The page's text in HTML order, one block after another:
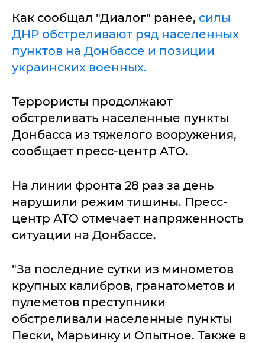
Как сообщал "Диалог" ранее, силы
ДНР обстреливают ряд населенных
пунктов на Донбассе и позиции
украинских военных.
Террористы продолжают
обстреливать населенные пункты
Донбасса из тяжелого вооружения,
сообщает пресс-центр АТО.
На линии фронта 28 раз за день
нарушили режим тишины. Пресс-
центр АТО отмечает напряженность
ситуации на Донбассе.
"За последние сутки из минометов
крупных калибров, гранатометов и
пулеметов преступники
обстреливали населенные пункты
Пески, Марьинку и Опытное. Также в